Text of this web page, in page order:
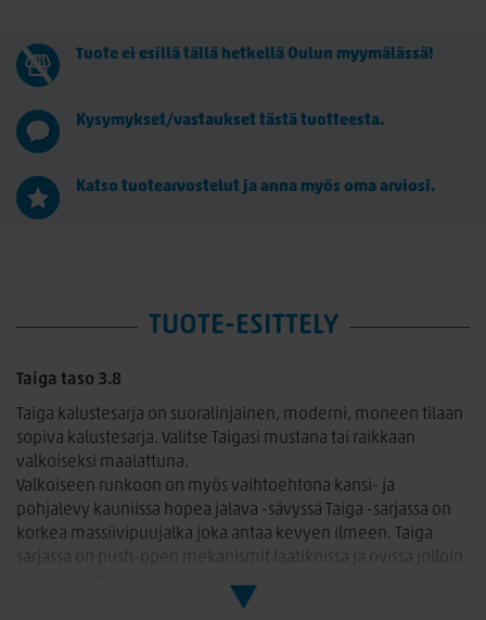
Tuote ei esillä tällä hetkellä Oulun myymälässä!
Kysymykset/vastaukset tästä tuotteesta.
Katso tuotearvostelut ja anna myös oma arviosi.
TUOTE-ESITTELY
Taiga taso 3.8
Taiga kalustesarja on suoralinjainen, moderni, moneen tilaan
sopiva kalustesarja. Valitse Taigasi mustana tai raikkaan
valkoiseksi maalattuna.
Valkoiseen runkoon on myös vaihtoehtona kansi- ja
pohjalevy kauniissa hopea jalava -sävyssä Taiga -sarjassa on
korkea massiivipuujalka joka antaa kevyen ilmeen. Taiga
sarjassa on push-open mekanismit laatikoissa ja ovissa jolloin
niiden käyttäminen on helppoa ja vaivatonta.